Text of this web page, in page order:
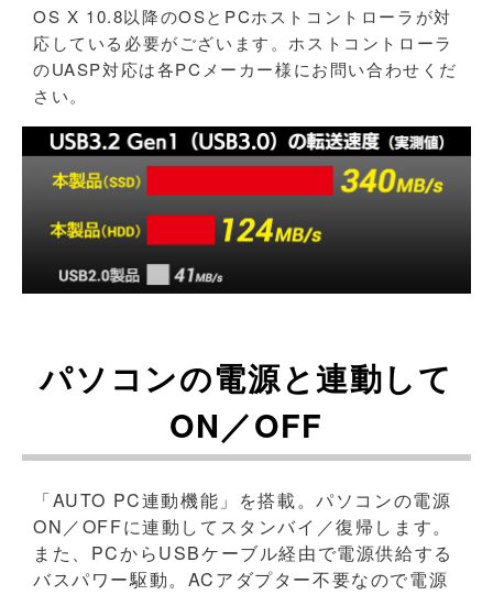
OS X 10.8以降のOSとPCホストコントローラが対
応している必要がございます。ホストコントローラ
のUASP対応は各PCメーカー様にお問い合わせくだ
さい。
パソコンの電源と連動して
ON／OFF
「AUTO PC連動機能」を搭載。パソコンの電源
ON／OFFに連動してスタンバイ／復帰します。
また、PCからUSBケーブル経由で電源供給する
バスパワー駆動。ACアダプター不要なので電源